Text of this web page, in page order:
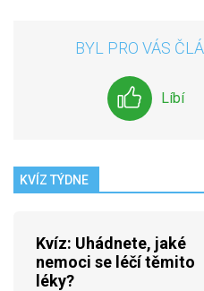
BYL PRO VÁS
Líbí
KVÍZ TÝDNE
Kvíz: Uhádnete, jaké
nemoci se léčí těmito
léky?